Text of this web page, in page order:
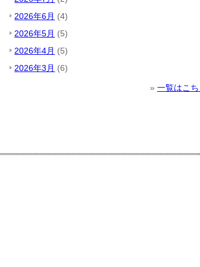
2026年6月 (4)
2026年5月 (5)
2026年4月 (5)
2026年3月 (6)
» 一覧はこ